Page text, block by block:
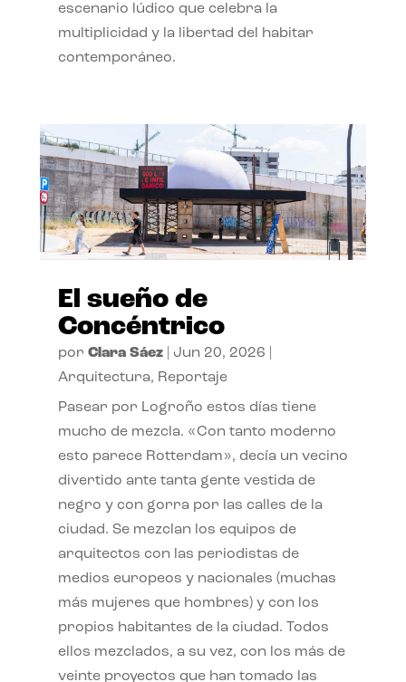
escenario lúdico que celebra la
multiplicidad y la libertad del habitar
contemporáneo.
El sueño de
Concéntrico
por Clara Sáez| Jun 20, 2026
Arquitectura, Reportaje
Pasear por Logroño estos días tiene
mucho de mezcla. «Con tanto moderno
esto parece Rotterdam», decía un vecino
divertido ante tanta gente vestida de
negro y con gorra por las calles de la
ciudad. Se mezclan los equipos de
arquitectos con las periodistas de
medios europeos y nacionales (muchas
más mujeres que hombres) y con los
propios habitantes de la ciudad. Todos
ellos mezclados, a su vez, con los más de
veinte proyectos que han tomado las